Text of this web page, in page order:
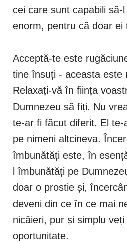
cei care sunt capabili să-
enorm, pentru că doar ei
Acceptă-te este
tine însuți - aceasta este
Relaxați-vă în ființa
Dumnezeu să fiți. Nu
te-ar fi făcut diferit. El te-
pe nimeni altcineva.
îmbunătăți este, în
l îmbunătăți pe
doar o prostie și,
deveni din ce în ce mai
nicăieri, pur și simplu
oportunitate.